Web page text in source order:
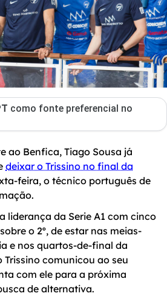
como fonte preferencial no
ao Benfica, Tiago Sousa já
deixar o Trissino no final da
feira, o técnico português de
liderança da Serie A1 com cinco
o 2º, de estar nas meias-
e nos quartos-de-final da
Trissino comunicou ao seu
com ele para a próxima
de alternativa.